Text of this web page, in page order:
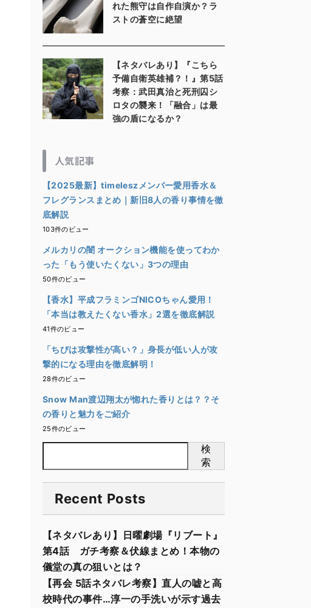
れた熊守は自作自演か？ラ
ストの蒼空に絶望
【ネタバレあり】『こちら
予備自衛英雄補？！』第5話
考察：武田真治と死刑囚シ
ロタの襲来！「融合」は最
強の盾になるか？
人気記事
【2025最新】timeleszメンバー愛用香水＆
フレグランスまとめ｜新旧8人の香り事情を徹
底解説
103件のビュー
メルカリの闇 オークション機能を使ってわか
った「もう使いたくない」3つの理由
50件のビュー
【香水】平成フラミンゴNICOちゃん愛用！
「本当は教えたくない香水」2選を徹底解説
41件のビュー
「ちびは攻撃性が高い？」身長が低い人が攻
撃的になる理由を徹底解明！
28件のビュー
Snow Man渡辺翔太が惚れた香りとは？？そ
の香りと魅力をご紹介
25件のビュー
検
索
Recent Posts
【ネタバレあり】日曜劇場『リブート』
第4話 ガチ考察＆伏線まとめ！本物の
儀堂の真の狙いとは？
【再会 5話ネタバレ考察】直人の嘘と高
校時代の事件…淳一の手洗いが示す過去